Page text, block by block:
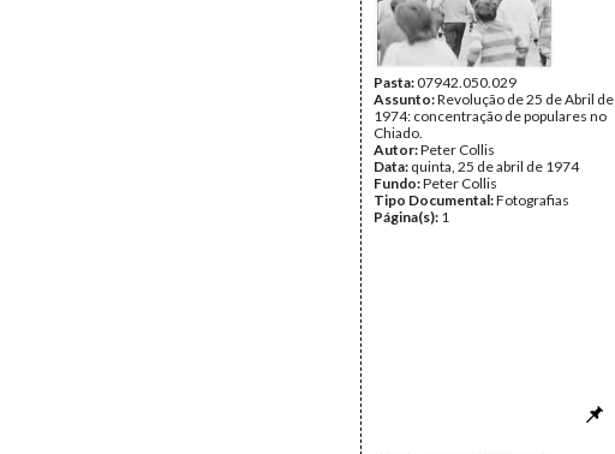
Pasta:07942.050.029
Assunto:Revolução de 25 de Abril de
1974: concentração de populares no
Chiado.
Autor:Peter Collis
Data: quinta, 25 de abril de 1974
Fundo:Peter Collis
Tipo Documental:Fotografias
Página(s): 1